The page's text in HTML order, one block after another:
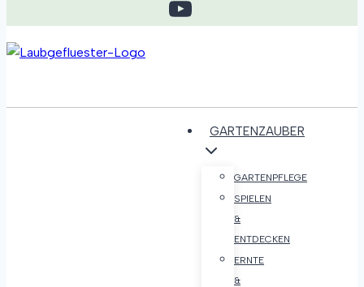
GARTENZAUBER
GARTENPFLEGE
SPIELEN
&
ENTDECKEN
ERNTE
&